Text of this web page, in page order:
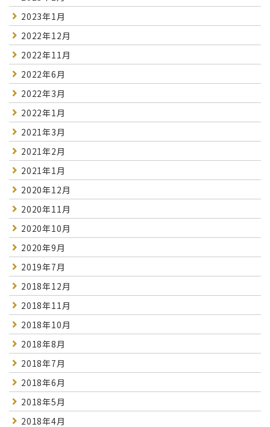
2023年1月
2022年12月
2022年11月
2022年6月
2022年3月
2022年1月
2021年3月
2021年2月
2021年1月
2020年12月
2020年11月
2020年10月
2020年9月
2019年7月
2018年12月
2018年11月
2018年10月
2018年8月
2018年7月
2018年6月
2018年5月
2018年4月